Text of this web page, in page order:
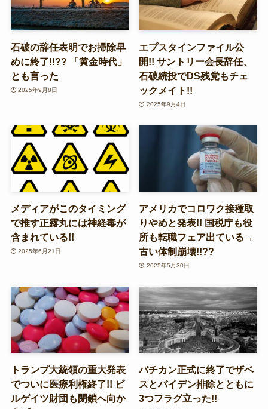
石破の辞任表明でお掃除早
めに終了!!?? 「黄金時代」
とも言った
2025年9月8日
エプスタインファイル公
開!! サントリー会長辞任、
石破続投でDS残党もチェ
ックメイト!!
2025年9月4日
メディアがこのタイミング
で推す正露丸には神経毒が
含まれている!!
2025年6月21日
アメリカでコロワク接種取
りやめと発表!! 国税庁も役
所も転職フェア出ている→
古い体制崩壊!!??
2025年5月30日
トランプ大統領の重大発表
でついに医療利権終了!! ビ
ルゲイツ財団も閉鎖へ向か
バチカン正式に終了でザベ
スとバイデン排除とともに
3つフラグ立った!!